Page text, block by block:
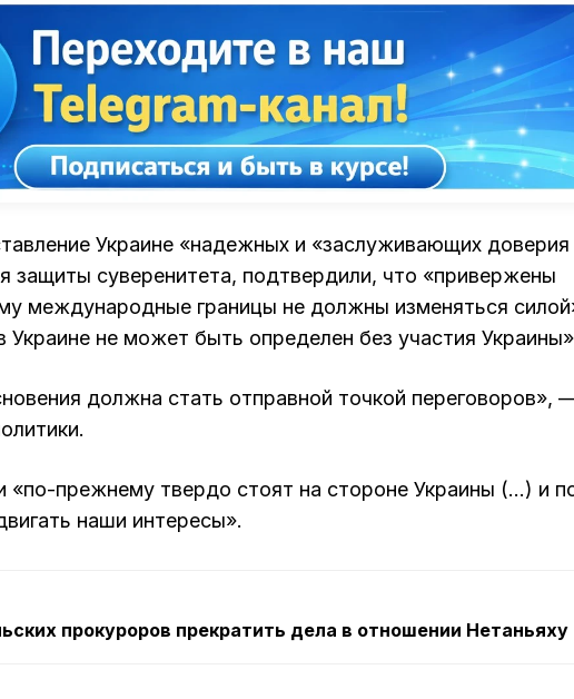
Украине «надежных и «заслуживающих доверия
защиты суверенитета, подтвердили, что «привержены
международные границы не должны изменяться
Украине не может быть определен без участия
должна стать отправной точкой переговоров»,
«по-прежнему твердо стоят на стороне Украины (…) и
наши интересы».
прокуроров прекратить дела в отношении Нетаньяху